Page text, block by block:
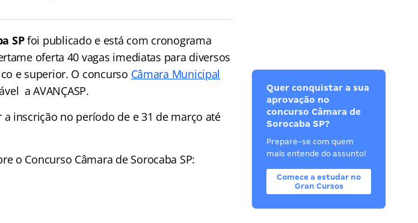
SPfoi publicado e está com cronograma
oferta 40 vagas imediatas para diversos
e superior. O concurso Câmara Municipal
a AVANÇASP.
inscrição no período de e 31 de março até
o Concurso Câmara de Sorocaba SP:
Quer conquistar a sua
aprovação no
concurso Câmara de
Sorocaba SP?
Prepare-se com quem
mais entende do assunto!
Comece a estudar no
Gran Cursos